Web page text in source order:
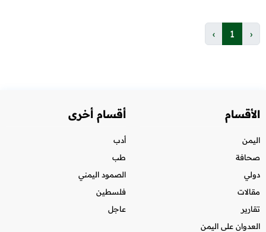
‹
1
›
الأقسام
اليمن
صحافة
دولي
مقالات
تقارير
العدوان على اليمن
أقسام أخرى
أدب
طب
الصمود اليمني
فلسطين
عاجل